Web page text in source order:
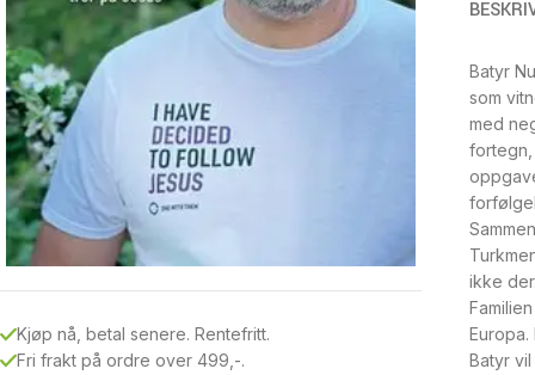
Kjøp nå, betal senere. Rentefritt.
Fri frakt på ordre over 499,-.
Batyr
som
med
ikke
Europa.
Batyr